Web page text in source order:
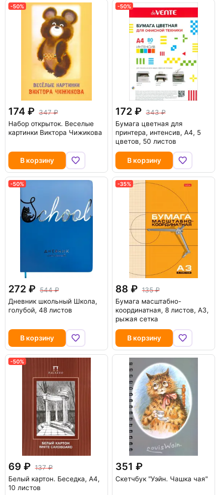
-50%
174
347
Набор открыток. Веселые
картинки Виктора Чижикова
В корзину
-50%
172
343
Бумага цветная для
принтера, интенсив, А4, 5
цветов, 50 листов
В корзину
-50%
272
544
Дневник школьный Школа,
голубой, 48 листов
В корзину
-35%
88
135
Бумага масштабно-
координатная, 8 листов, А3,
рыжая сетка
В корзину
-50%
69
137
Белый картон. Беседка, А4,
10 листов
351
Скетчбук "Уэйн. Чашка чая"